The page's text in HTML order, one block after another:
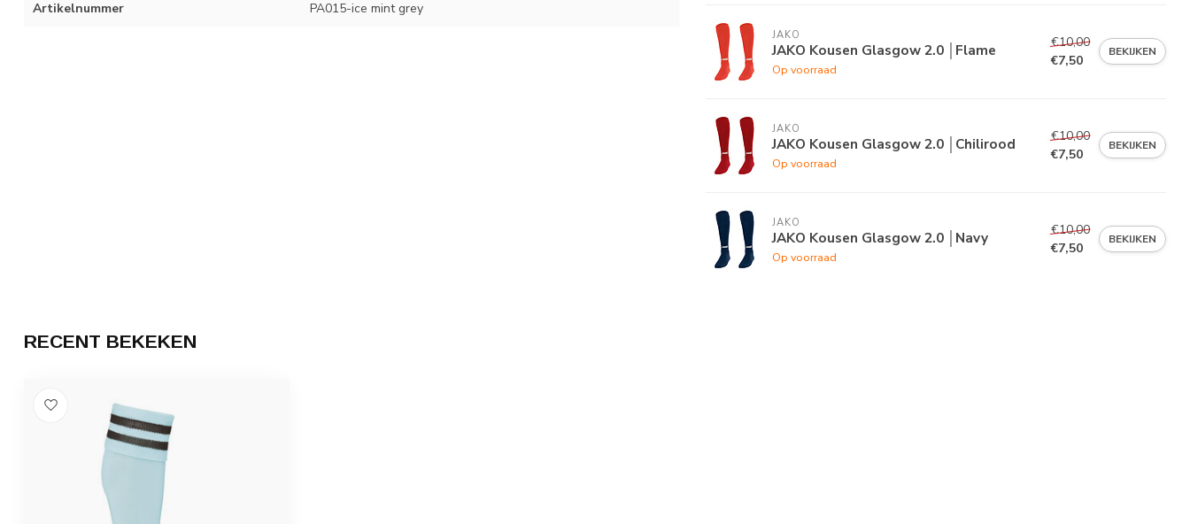
Artikelnummer PA015-ice mint grey
JAKO
JAKO Kousen Glasgow 2.0 │Flame
Op voorraad
€10,00
€7,50
BEKIJKEN
JAKO
JAKO Kousen Glasgow 2.0 │Chilirood
Op voorraad
€10,00
€7,50
BEKIJKEN
JAKO
JAKO Kousen Glasgow 2.0 │Navy
Op voorraad
€10,00
€7,50
BEKIJKEN
RECENT BEKEKEN